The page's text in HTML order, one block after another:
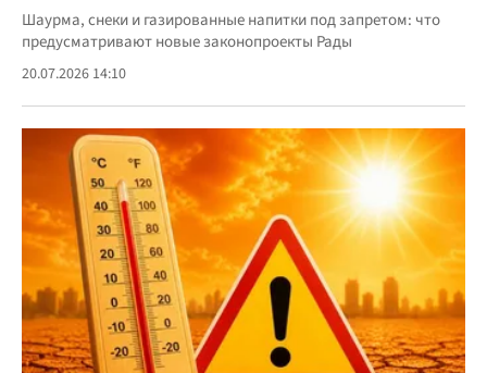
Шаурма, снеки и газированные напитки под запретом: что
предусматривают новые законопроекты Рады
20.07.2026 14:10